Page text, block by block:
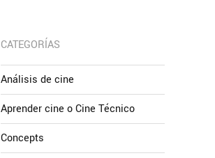
CATEGORÍAS
Análisis de cine
Aprender cine o Cine Técnico
Concepts